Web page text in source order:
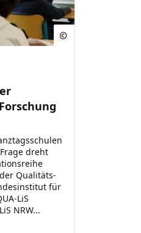
dreht
Qualitäts-
für
LiS
NRW...